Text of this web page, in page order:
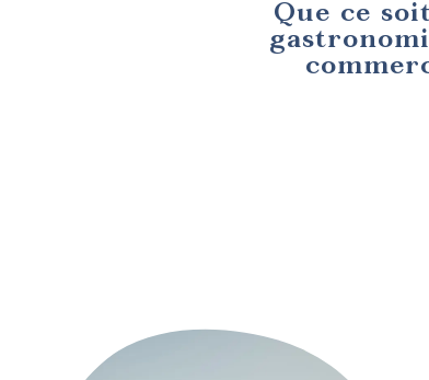
Que ce